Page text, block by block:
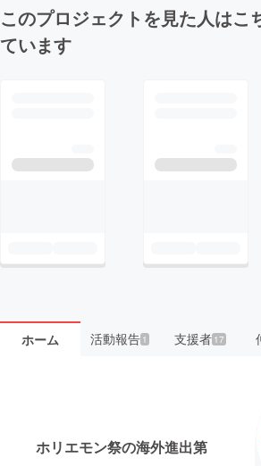
このプロジェクトを見た人はこ
ています
ホーム 活動報告1 支援者 17
ホリエモン祭の海外進出第